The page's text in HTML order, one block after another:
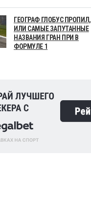
ГЕОГРАФ ГЛОБУС ПРОПИЛ,
ИЛИ САМЫЕ ЗАПУТАННЫЕ
НАЗВАНИЯ ГРАН ПРИ В
ФОРМУЛЕ 1